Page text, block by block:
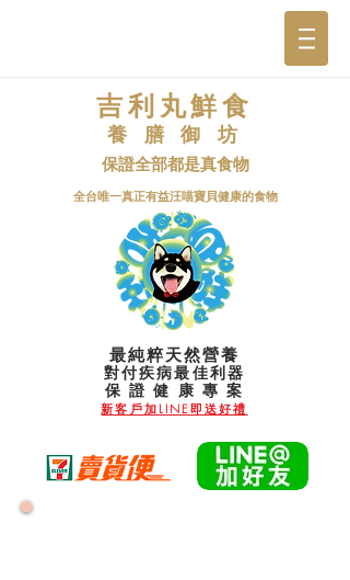
吉利丸鮮食
養 膳 御 坊
保證全部都是真食物
​全台唯一真正有益汪喵寶貝健康的食物
最純粹天然營養
對付疾病最佳利器
​保 證 健 康 專 案
新客戶加LINE即送好禮